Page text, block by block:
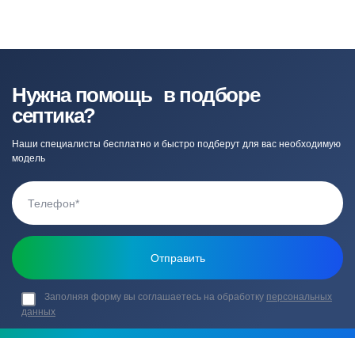
Нужна помощь в подборе
септика?
Наши специалисты бесплатно и быстро подберут для вас необходимую
модель
Заполняя форму вы соглашаетесь на обработку персональных
данных